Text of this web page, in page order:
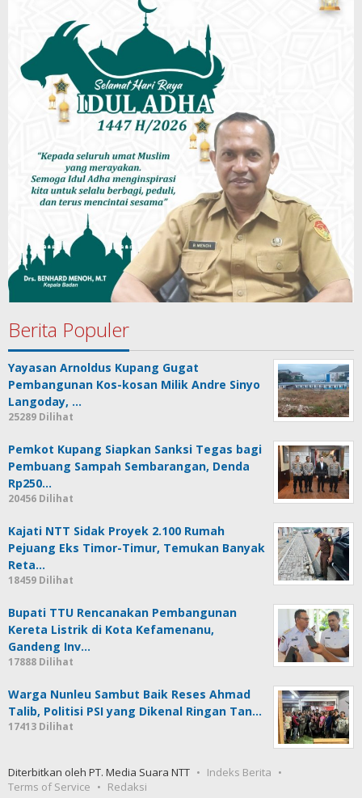
Berita Populer
Yayasan Arnoldus Kupang Gugat
Pembangunan Kos-kosan Milik Andre Sinyo
Langoday, …
25289 Dilihat
Pemkot Kupang Siapkan Sanksi Tegas bagi
Pembuang Sampah Sembarangan, Denda
Rp250…
20456 Dilihat
Kajati NTT Sidak Proyek 2.100 Rumah
Pejuang Eks Timor-Timur, Temukan Banyak
Reta…
18459 Dilihat
Bupati TTU Rencanakan Pembangunan
Kereta Listrik di Kota Kefamenanu,
Gandeng Inv…
17888 Dilihat
Warga Nunleu Sambut Baik Reses Ahmad
Talib, Politisi PSI yang Dikenal Ringan Tan…
17413 Dilihat
Diterbitkan oleh PT. Media Suara NTT
Indeks Berita
Terms of Service
Redaksi